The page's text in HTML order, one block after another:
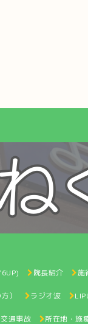
院長紹介 施
） ラジオ波
交通事故 所在地・施